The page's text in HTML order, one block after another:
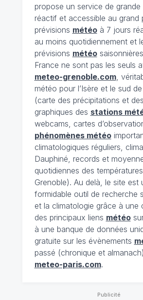
propose un service de grande
réactif et accessible au grand
prévisions météoà 7 jours
au moins quotidiennement et
prévisions météo
France ne sont pas les seuls
meteo-grenoble.com,
météo pour l’Isère et le sud
(carte des précipitations et
graphiques des stations
webcams, cartes
phénomènes météo
climatologiques réguliers,
Dauphiné, records et
quotidiennes des
Grenoble). Au delà, le site est
formidable outil de recherche
et la climatologie grâce à une
des principaux liens météo
à une banque de données
gratuite sur les évènements
passé (chronique et
meteo-paris.com.